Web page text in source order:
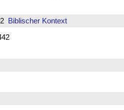
Biblischer Kontext